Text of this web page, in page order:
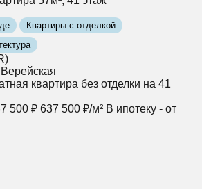
Квартиры с отделкой
квартира без отделки на 41
500 ₽ 637 500 ₽/м² В ипотеку - от